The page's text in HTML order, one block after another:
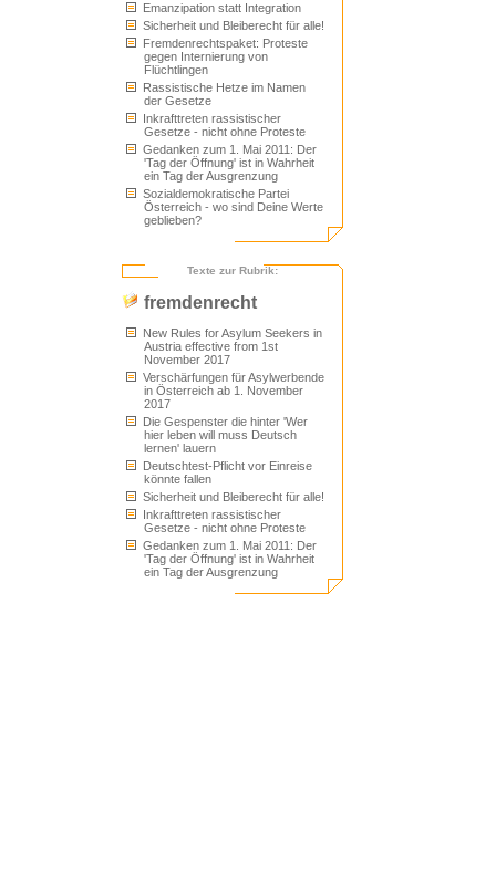
Emanzipation statt Integration
Sicherheit und Bleiberecht für alle!
Fremdenrechtspaket: Proteste
gegen Internierung von
Flüchtlingen
Rassistische Hetze im Namen
der Gesetze
Inkrafttreten rassistischer
Gesetze - nicht ohne Proteste
Gedanken zum 1. Mai 2011: Der
'Tag der Öffnung' ist in Wahrheit
ein Tag der Ausgrenzung
Sozialdemokratische Partei
Österreich - wo sind Deine Werte
geblieben?
Texte zur Rubrik:
fremdenrecht
New Rules for Asylum Seekers in
Austria effective from 1st
November 2017
Verschärfungen für Asylwerbende
in Österreich ab 1. November
2017
Die Gespenster die hinter 'Wer
hier leben will muss Deutsch
lernen' lauern
Deutschtest-Pflicht vor Einreise
könnte fallen
Sicherheit und Bleiberecht für alle!
Inkrafttreten rassistischer
Gesetze - nicht ohne Proteste
Gedanken zum 1. Mai 2011: Der
'Tag der Öffnung' ist in Wahrheit
ein Tag der Ausgrenzung